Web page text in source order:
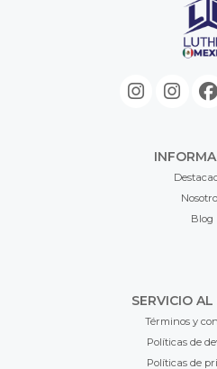
Blog
SERVICIO
Términos y
Políticas de
Políticas de